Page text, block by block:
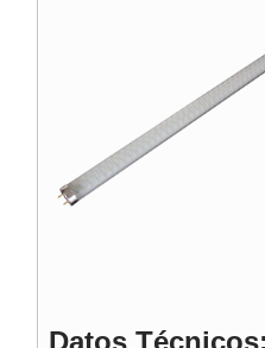
Datos